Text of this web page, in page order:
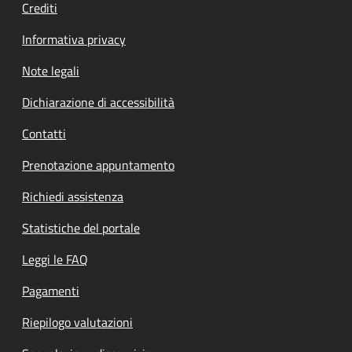
Crediti
Informativa privacy
Note legali
Dichiarazione di accessibilità
Contatti
Prenotazione appuntamento
Richiedi assistenza
Statistiche del portale
Leggi le FAQ
Pagamenti
Riepilogo valutazioni